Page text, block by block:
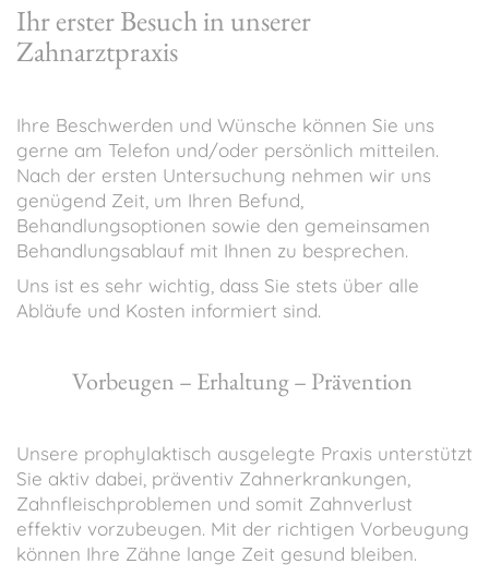
Ihr erster Besuch in unserer
Zahnarztpraxis
Ihre Beschwerden und Wünsche können Sie uns
gerne am Telefon und/oder persönlich mitteilen.
Nach der ersten Untersuchung nehmen wir uns
genügend Zeit, um Ihren Befund,
Behandlungsoptionen sowie den gemeinsamen
Behandlungsablauf mit Ihnen zu besprechen.
Uns ist es sehr wichtig, dass Sie stets über alle
Abläufe und Kosten informiert sind.
Vorbeugen – Erhaltung – Prävention
Unsere prophylaktisch ausgelegte Praxis unterstützt
Sie aktiv dabei, präventiv Zahnerkrankungen,
Zahnfleischproblemen und somit Zahnverlust
effektiv vorzubeugen. Mit der richtigen Vorbeugung
können Ihre Zähne lange Zeit gesund bleiben.